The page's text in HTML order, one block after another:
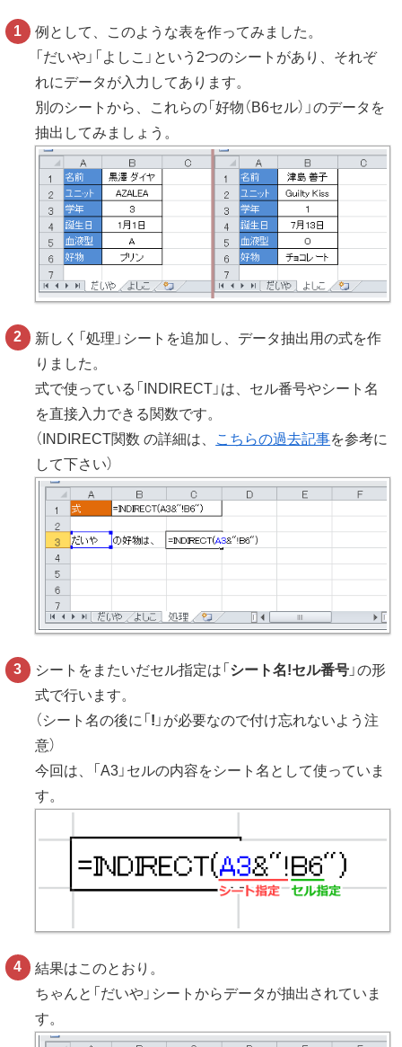
例として、このような表を作ってみました。
「だいや」「よしこ」という2つのシートがあり、それぞ
れにデータが入力してあります。
別のシートから、これらの「好物（B6セル）」のデータを
抽出してみましょう。
新しく「処理」シートを追加し、データ抽出用の式を作
りました。
式で使っている「INDIRECT」は、セル番号やシート名
を直接入力できる関数です。
（INDIRECT関数 の詳細は、
こちらの過去記事を参考に
して下さい）
シートをまたいだセル指定は「 シート名!セル番号 」の形
式で行います。
（シート名の後に「 ! 」が必要なので付け忘れないよう注
意）
今回は、「A3」セルの内容をシート名として使っていま
す。
結果はこのとおり。
ちゃんと「だいや」シートからデータが抽出されていま
す。